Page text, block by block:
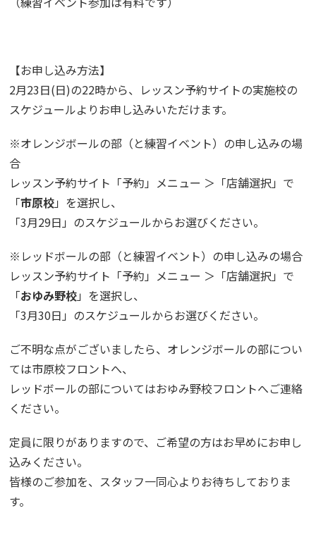
【お申し込み方法】
2月23日(日)の22時から、レッスン予約サイトの実施校の
スケジュールよりお申し込みいただけます。
※オレンジボールの部（と練習イベント）の申し込みの場
合
レッスン予約サイト「予約」メニュー ＞「店舗選択」で
「市原校」を選択し、
「3月29日」のスケジュールからお選びください。
※レッドボールの部（と練習イベント）の申し込みの場合
レッスン予約サイト「予約」メニュー ＞「店舗選択」で
「おゆみ野校」を選択し、
「3月30日」のスケジュールからお選びください。
ご不明な点がございましたら、オレンジボールの部につい
ては市原校フロントへ、
レッドボールの部についてはおゆみ野校フロントへご連絡
ください。
定員に限りがありますので、ご希望の方はお早めにお申し
込みください。
皆様のご参加を、スタッフ一同心よりお待ちしておりま
す。